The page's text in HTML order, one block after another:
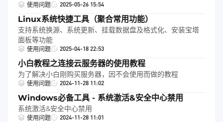
使用问题 2025-05-26 15:54
Linux系统快捷工具（聚合常用功能）
支持系统换源、系统更新、挂载数据盘及格式化、安装宝塔
面板等功能
使用问题 2025-04-18 22:53
小白教程之连接云服务器的使用教程
为了解决小白刚购买服务器，因不会使用而做的教程
使用问题 2024-11-28 11:02
Windows必备工具 - 系统激活&安全中心禁用
系统激活&安全中心禁用
使用问题 2024-11-28 11:01